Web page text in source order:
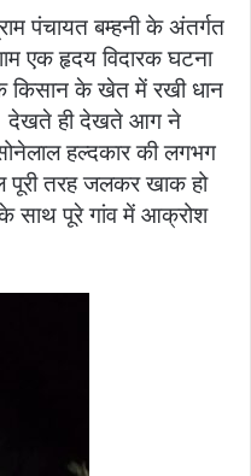
पंचायत बम्हनी के अंतर्गत
एक हृदय विदारक घटना
किसान के खेत में रखी धान
देखते ही देखते आग ने
हल्दकार की लगभग
पूरी तरह जलकर खाक हो
साथ पूरे गांव में आक्रोश